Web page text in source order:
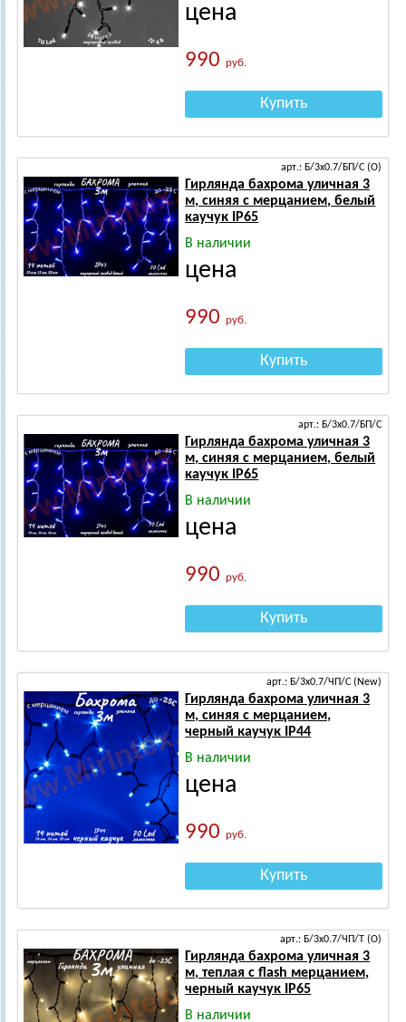
цена
990руб.
Купить
арт.: Б/3х0.7/БП/С (О)
Гирлянда бахрома уличная 3
м, синяя с мерцанием, белый
каучук IP65
В наличии
цена
990руб.
Купить
арт.: Б/3х0.7/БП/С
Гирлянда бахрома уличная 3
м, синяя с мерцанием, белый
каучук IP65
В наличии
цена
990руб.
Купить
арт.: Б/3х0.7/ЧП/С (New)
Гирлянда бахрома уличная 3
м, синяя с мерцанием,
черный каучук IP44
В наличии
цена
990руб.
Купить
арт.: Б/3х0.7/ЧП/Т (О)
Гирлянда бахрома уличная 3
м, теплая с flash мерцанием,
черный каучук IP65
В наличии